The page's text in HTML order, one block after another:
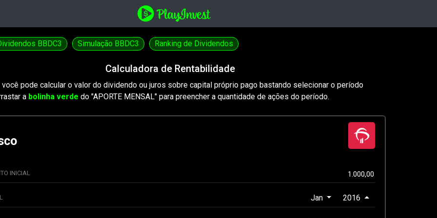
BBDC3 Simulação BBDC3 Ranking de Dividendos
Calculadora de Rentabilidade
pode calcular o valor do dividendo ou juros sobre capital próprio pago bastando selecionar o período
a bolinha verde do "APORTE MENSAL" para preencher a quantidade de ações do período.
INICIAL
2016
Jan